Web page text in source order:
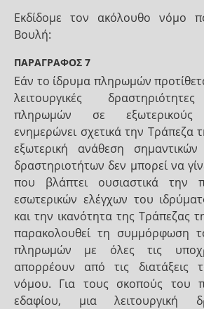
Εκδίδομε τον ακόλουθο νόμο
Βουλή:
ΠΑΡΑΓΡΑΦΟΣ 7
Εάν το ίδρυμα πληρωμών
λειτουργικές
πληρωμών σε εξωτερικούς
ενημερώνει σχετικά την Τράπεζα
εξωτερική ανάθεση σημαντικών
δραστηριοτήτων δεν μπορεί να
που βλάπτει ουσιαστικά την
εσωτερικών ελέγχων του
και την ικανότητα της Τράπεζας
παρακολουθεί τη συμμόρφωση
πληρωμών με όλες τις
απορρέουν από τις διατάξεις
νόμου. Για τους σκοπούς του
εδαφίου, μια λειτουργική